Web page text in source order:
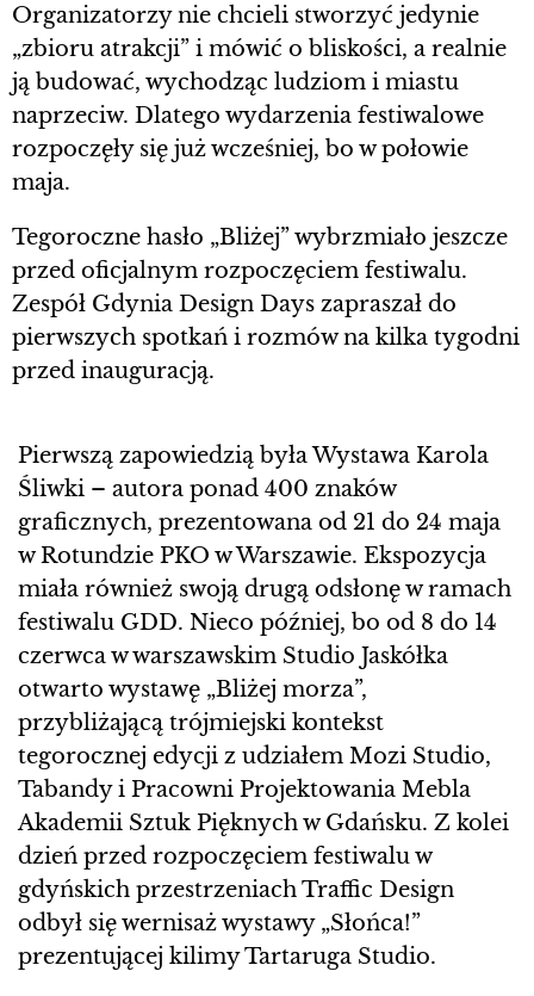
Organizatorzy nie chcieli stworzyć jedynie
„zbioru atrakcji” i mówić o bliskości, a realnie
ją budować, wychodząc ludziom i miastu
naprzeciw. Dlatego wydarzenia festiwalowe
rozpoczęły się już wcześniej, bo w połowie
maja.
Tegoroczne hasło „Bliżej” wybrzmiało jeszcze
przed oficjalnym rozpoczęciem festiwalu.
Zespół Gdynia Design Days zapraszał do
pierwszych spotkań i rozmów na kilka tygodni
przed inauguracją.
Pierwszą zapowiedzią była Wystawa Karola
Śliwki – autora ponad 400 znaków
graficznych, prezentowana od 21 do 24 maja
w Rotundzie PKO w Warszawie. Ekspozycja
miała również swoją drugą odsłonę w ramach
festiwalu GDD. Nieco później, bo od 8 do 14
czerwca w warszawskim Studio Jaskółka
otwarto wystawę „Bliżej morza”,
przybliżającą trójmiejski kontekst
tegorocznej edycji z udziałem Mozi Studio,
Tabandy i Pracowni Projektowania Mebla
Akademii Sztuk Pięknych w Gdańsku. Z kolei
dzień przed rozpoczęciem festiwalu w
gdyńskich przestrzeniach Traffic Design
odbył się wernisaż wystawy „Słońca!”
prezentującej kilimy Tartaruga Studio.